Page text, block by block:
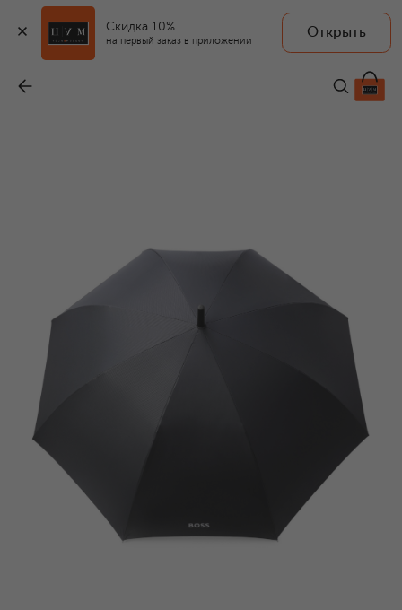
Скидка 10%
на первый заказ в приложении
Открыть